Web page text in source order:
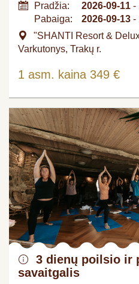
Pradžia: 2026-09-11 -
Pabaiga:
2026-09-13 -
"SHANTI Resort &
Varkutonys, Trakų r.
1 asm. kaina 349 €
3 dienų poilsio ir
savaitgalis